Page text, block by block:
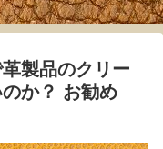
製品のクリー
か？ お勧め